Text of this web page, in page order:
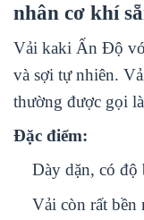
nhân cơ khí
Vải kaki Ấn Độ
và sợi tự nhiên.
thường được gọi
Đặc điểm:
Dày dặn, có độ
Vải còn rất